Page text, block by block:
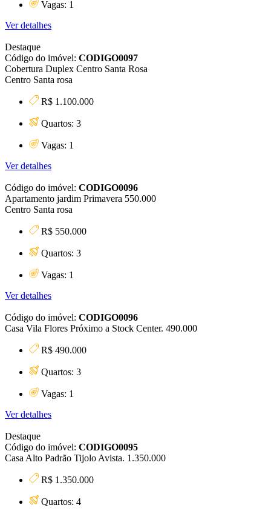
Vagas: 1
Ver detalhes
Destaque
Código do imóvel: CODIGO0097
Cobertura Duplex Centro Santa Rosa
Centro Santa rosa
R$ 1.100.000
Quartos: 3
Vagas: 1
Ver detalhes
Código do imóvel: CODIGO0096
Apartamento jardim Primavera 550.000
Centro Santa rosa
R$ 550.000
Quartos: 3
Vagas: 1
Ver detalhes
Código do imóvel: CODIGO0096
Casa Vila Flores Próximo a Stock Center. 490.000
R$ 490.000
Quartos: 3
Vagas: 1
Ver detalhes
Destaque
Código do imóvel: CODIGO0095
Casa Alto Padrão Tijolo Avista. 1.350.000
R$ 1.350.000
Quartos: 4